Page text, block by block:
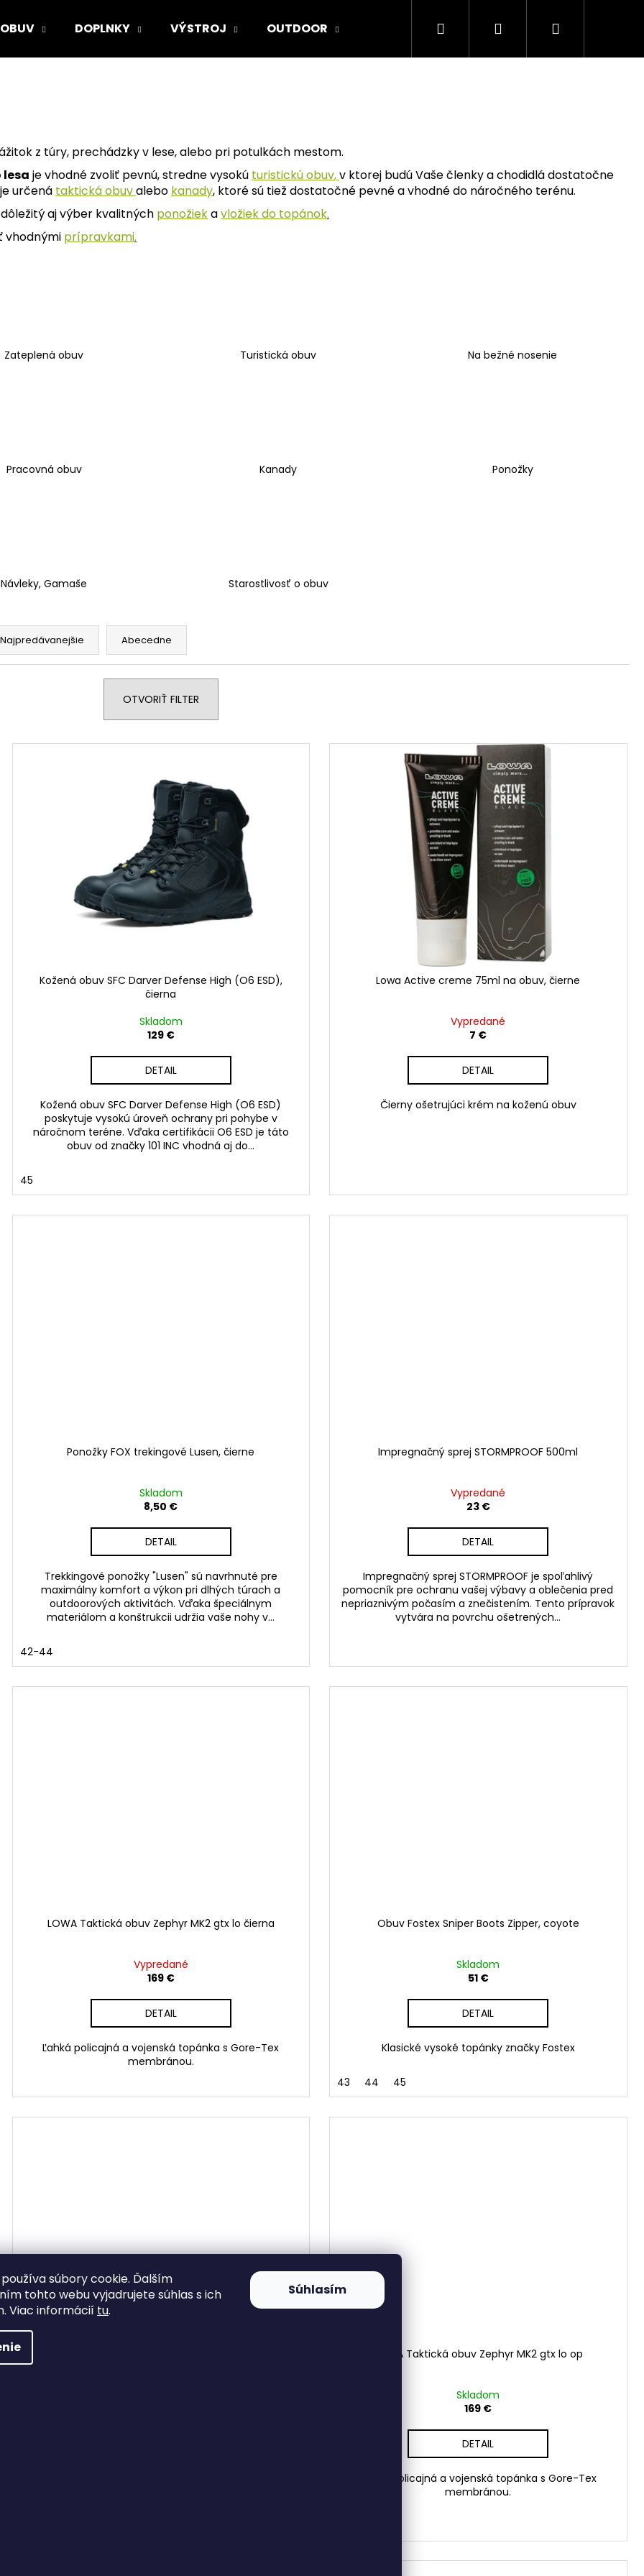
súbory cookie. Ďalším
tohto webu vyjadrujete súhlas s ich
Viac informácií tu.
Súhlasím
OBUV DOPLNKY VÝSTROJ OUTDOOR ARMY ORIGINAL Kamenná predajňa
Hľadať PrihlásenieNákupný
z túry, prechádzky v lese, alebo pri potulkách mestom.
lesa je vhodné zvoliť pevnú, stredne vysokú turistickú obuv,v ktorej budú Vaše členky a chodidlá dostatočne
je určená taktickáobuvalebo kanady, ktoré sú tiež dostatočné pevné a vhodné do náročného terénu.
aj výber kvalitných ponožiekavložiek do topánok.
vhodnými prípravkami.
Zateplená obuv Turistická obuv Na bežné nosenie
Pracovná obuv Kanady Ponožky
Návleky, Gamaše Starostlivosť o obuv
Najpredávanejšie Abecedne
OTVORIŤ FILTER
Kožená obuv SFC Darver Defense High (O6 ESD),
čierna
Skladom
129 €
DETAIL
Kožená obuv SFC Darver Defense High (O6 ESD)
poskytuje vysokú úroveň ochrany pri pohybe v
náročnom teréne. Vďaka certifikácii O6 ESD je táto
obuv od značky 101 INC vhodná aj do...
45
Lowa Active creme 75ml na obuv, čierne
Vypredané
7 €
DETAIL
Čierny ošetrujúci krém na koženú obuv
Ponožky FOX trekingové Lusen, čierne
Skladom
8,50 €
DETAIL
Trekkingové ponožky "Lusen" sú navrhnuté pre
maximálny komfort a výkon pri dlhých túrach a
outdoorových aktivitách. Vďaka špeciálnym
materiálom a konštrukcii udržia vaše nohy v...
42-44
Impregnačný sprej STORMPROOF 500ml
Vypredané
23 €
DETAIL
Impregnačný sprej STORMPROOF je spoľahlivý
pomocník pre ochranu vašej výbavy a oblečenia pred
nepriaznivým počasím a znečistením. Tento prípravok
vytvára na povrchu ošetrených...
LOWA Taktická obuv Zephyr MK2 gtx lo čierna
Vypredané
169 €
DETAIL
Ľahká policajná a vojenská topánka s Gore-Tex
membránou.
Obuv Fostex Sniper Boots Zipper, coyote
Skladom
51 €
DETAIL
Klasické vysoké topánky značky Fostex
43 44 45
LOWA Taktická obuv Zephyr MK2 gtx lo op
Skladom
169 €
DETAIL
Ľahká policajná a vojenská topánka s Gore-Tex
membránou.
Odporúčame